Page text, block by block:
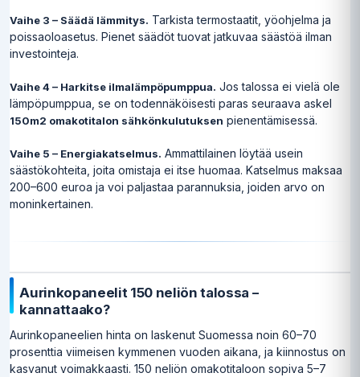
Vaihe 3 – Säädä lämmitys. Tarkista termostaatit, yöohjelma ja
poissaoloasetus. Pienet säädöt tuovat jatkuvaa säästöä ilman
investointeja.
Vaihe 4 – Harkitse ilmalämpöpumppua. Jos talossa ei vielä ole
lämpöpumppua, se on todennäköisesti paras seuraava askel
150m2 omakotitalon sähkönkulutuksen pienentämisessä.
Vaihe 5 – Energiakatselmus. Ammattilainen löytää usein
säästökohteita, joita omistaja ei itse huomaa. Katselmus maksaa
200–600 euroa ja voi paljastaa parannuksia, joiden arvo on
moninkertainen.
Aurinkopaneelit 150 neliön talossa –
kannattaako?
Aurinkopaneelien hinta on laskenut Suomessa noin 60–70
prosenttia viimeisen kymmenen vuoden aikana, ja kiinnostus on
kasvanut voimakkaasti. 150 neliön omakotitaloon sopiva 5–7